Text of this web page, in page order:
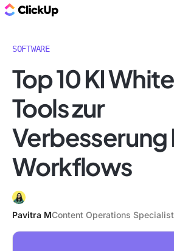
SOFTWARE
Top 10 KI
Tools zur
Verbesserung
Workflows
Pavitra MContent Operations Specialist